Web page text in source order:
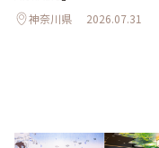
神奈川県 2026.07.31